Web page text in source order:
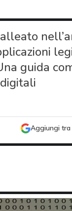
guida
Aggiungi tra